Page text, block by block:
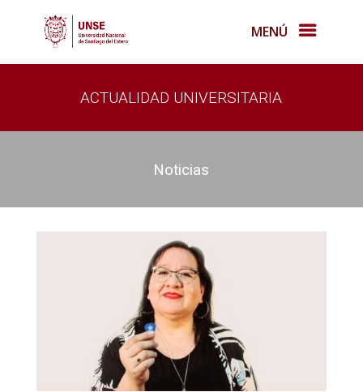
MENÚ
ACTUALIDAD UNIVERSITARIA
Noticias